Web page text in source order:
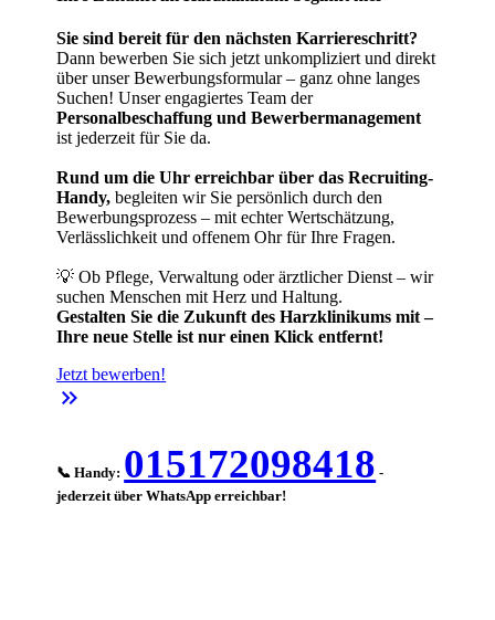
Sie sind bereit für den nächsten Karriereschritt?
Dann bewerben Sie sich jetzt unkompliziert und direkt
über unser Bewerbungsformular – ganz ohne langes
Suchen! Unser engagiertes Team der
Personalbeschaffung und Bewerbermanagement
ist jederzeit für Sie da.
Rund um die Uhr erreichbar über das Recruiting-
Handy, begleiten wir Sie persönlich durch den
Bewerbungsprozess – mit echter Wertschätzung,
Verlässlichkeit und offenem Ohr für Ihre Fragen.
💡 Ob Pflege, Verwaltung oder ärztlicher Dienst – wir
suchen Menschen mit Herz und Haltung.
Gestalten Sie die Zukunft des Harzklinikums mit –
Ihre neue Stelle ist nur einen Klick entfernt!
Jetzt bewerben!
keyboard_double_arrow_right
📞 Handy: 015172098418 -
jederzeit über WhatsApp erreichbar!